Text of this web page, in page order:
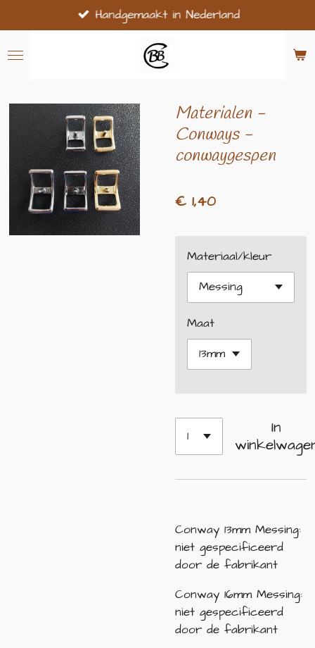
direct
naar
Handgemaakt in Nederland
Materialen -
Conways -
conwaygespen
€ 1,40
Materiaal/kleur
Maat
In
Conway 13mm Messing:
niet gespecificeerd
door de fabrikant
Conway 16mm Messing:
niet gespecificeerd
door de fabrikant